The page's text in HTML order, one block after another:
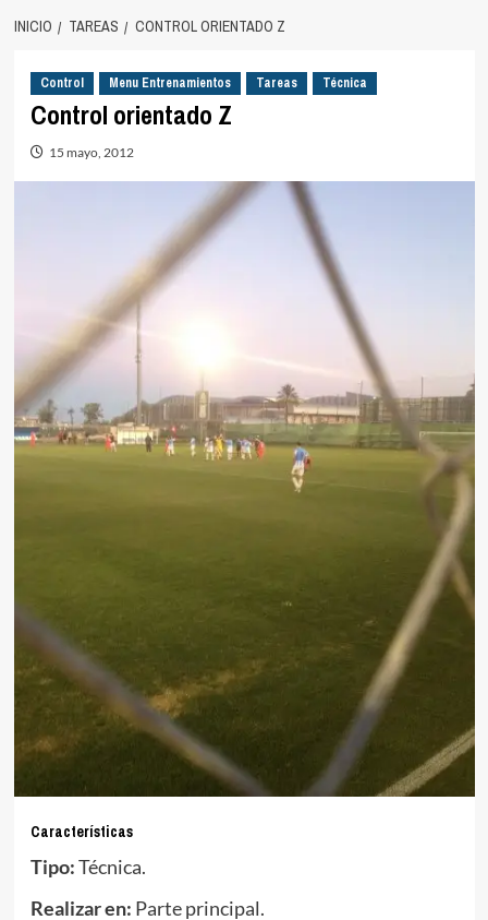
INICIO TAREAS CONTROL ORIENTADO Z
Control Menu Entrenamientos Tareas Técnica
Control orientado Z
15 mayo, 2012
Características
Tipo:Técnica.
Realizar en: Parte principal.